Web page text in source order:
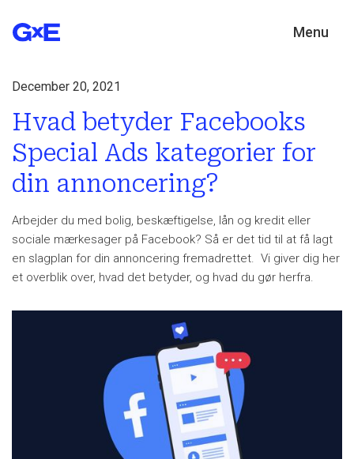
Menu
December 20, 2021
Hvad betyder Facebooks
Special Ads kategorier for
din annoncering?
Arbejder du med bolig, beskæftigelse, lån og kredit eller
sociale mærkesager på Facebook? Så er det tid til at få lagt
en slagplan for din annoncering fremadrettet. Vi giver dig her
et overblik over, hvad det betyder, og hvad du gør herfra.